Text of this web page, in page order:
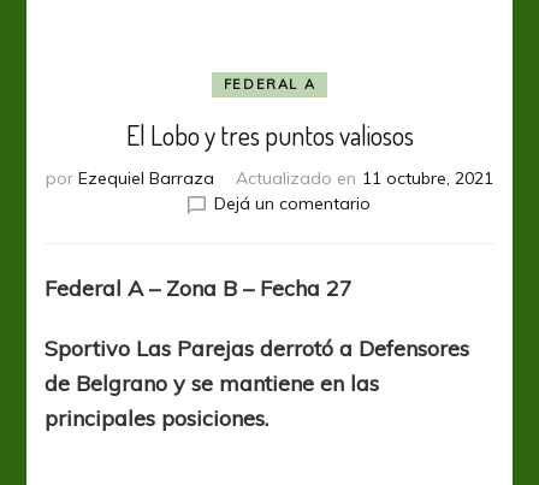
FEDERAL A
El Lobo y tres puntos valiosos
por Ezequiel Barraza Actualizado en 11 octubre, 2021
Dejá un comentarioen
valiosos
Federal A – Zona B – Fecha 27
Sportivo Las Parejas derrotó a Defensores
de Belgrano y se mantiene en las
principales posiciones.